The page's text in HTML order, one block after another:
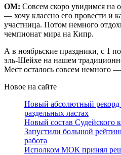
ОМ: Совсем скоро увидимся на
— хочу классно его провести и
участница. Потом немного
чемпионат мира на Кипр.
А в ноябрьские праздники, с 1
эль-Шейхе на нашем
Мест осталось совсем немного
Новое на сайте
Новый абсолютный рекорд
раздельных ластах
Новый состав Судейского
Запустили большой
работа
Исполком МОК принял